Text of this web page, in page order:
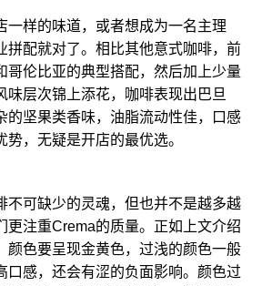
一样的味道，或者想成为一名主理
拼配就对了。相比其他意式咖啡，前
哥伦比亚的典型搭配，然后加上少量
味层次锦上添花，咖啡表现出巴旦
的坚果类香味，油脂流动性佳，口感
，无疑是开店的最优选。
不可缺少的灵魂，但也并不是越多越
更注重Crema的质量。正如上文介绍
颜色要呈现金黄色，过浅的颜色一般
口感，还会有涩的负面影响。颜色过